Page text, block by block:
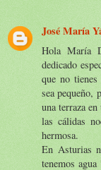
José María
Hola María
dedicado
que no
sea pequeño,
una terraza
las cálidas
hermosa.
En Asturias
tenemos